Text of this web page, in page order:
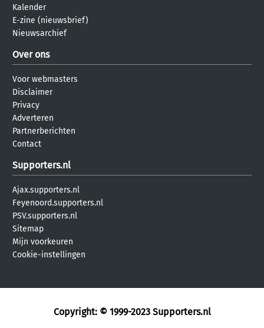
Kalender
E-zine (nieuwsbrief)
Nieuwsarchief
Over ons
Voor webmasters
Disclaimer
Privacy
Adverteren
Partnerberichten
Contact
Supporters.nl
Ajax.supporters.nl
Feyenoord.supporters.nl
PSV.supporters.nl
Sitemap
Mijn voorkeuren
Cookie-instellingen
Copyright: © 1999-2023 Supporters.nl